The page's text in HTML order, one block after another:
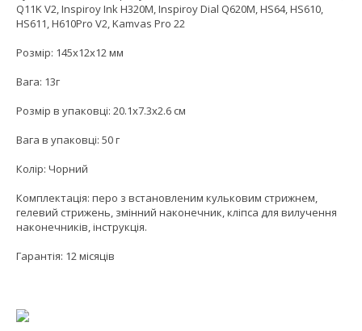
Q11K V2, Inspiroy Ink H320M, Inspiroy Dial Q620M, HS64, HS610,
HS611, H610Pro V2, Kamvas Pro 22
Розмір: 145х12х12 мм
Вага: 13г
Розмір в упаковці: 20.1х7.3х2.6 см
Вага в упаковці: 50 г
Колір: Чорний
Комплектація: перо з встановленим кульковим стрижнем,
гелевий стрижень, змінний наконечник, кліпса для вилучення
наконечників, інструкція.
Гарантія: 12 місяців